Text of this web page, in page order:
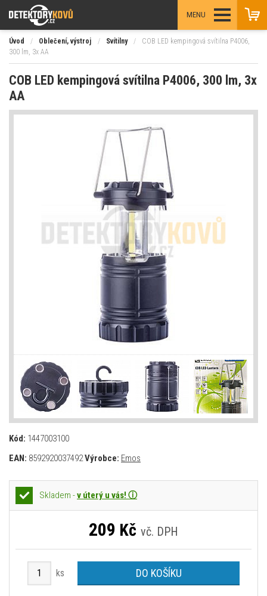
MENU
Úvod / Oblečení, výstroj / Svítilny /
COB LED kempingová svítilna P4006,
300 lm, 3x AA
COB LED kempingová svítilna P4006, 300 lm, 3x
AA
Kód: 1447003100
EAN: 8592920037492Výrobce: Emos
Skladem -v úterý u vás! ⓘ
209 Kč vč. DPH
ks DO KOŠÍKU